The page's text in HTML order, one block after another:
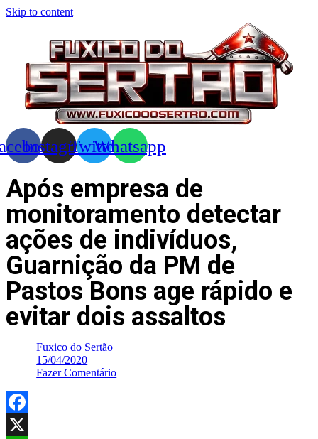
Skip to content
InstagramTwitterWhatsapp
Após empresa de
monitoramento detectar
ações de indivíduos,
Guarnição da PM de
Pastos Bons age rápido e
evitar dois assaltos
Fuxico do Sertão
15/04/2020
Fazer Comentário
Facebook